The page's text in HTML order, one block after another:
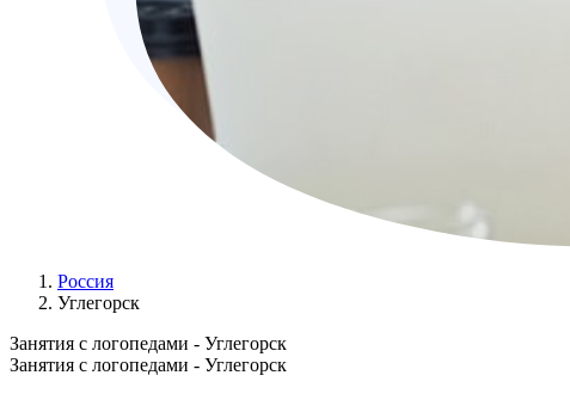
Россия
Углегорск
Занятия с логопедами - Углегорск
Занятия с логопедами - Углегорск